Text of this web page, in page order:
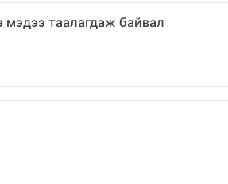
мэдээ таалагдаж байвал